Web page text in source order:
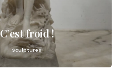
C’est froid !
Sculptures